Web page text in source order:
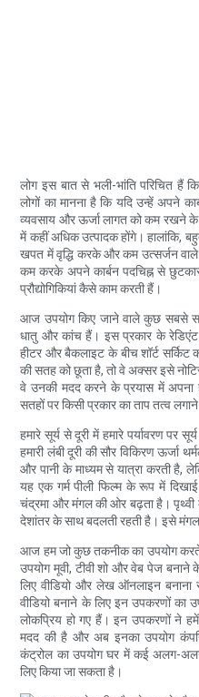
लोग इस बात से भली-भांति परिचित हैं
लोगों का मानना ​​है कि यदि उन्हें अपने
व्यवसाय और ऊर्जा लागत को कम रखने के
में कहीं अधिक उत्पादक होंगे। हालांकि,
खपत में वृद्धि करके और कम उत्सर्जन
कम करके अपने कार्बन पदचिह्न से
प्रौद्योगिकियां कैसे काम करती हैं।
आज उपयोग किए जाने वाले कुछ सबसे
धातु और कांच हैं। इस प्रकार के
हीटर और बैकलाइट के बीच शॉर्ट
की सतह को छूता है, तो वे अक्सर इसे
वे उनकी मदद करने के प्रयास में
सतहों पर किसी प्रकार का ताप तत्व
हमारे सूर्य से दूरी में हमारे पर्यावरण पर
हमारी लंबी दूरी की सौर विकिरण ऊर्जा
और पानी के माध्यम से यात्रा करती है,
यह एक गर्म पीली फिल्म के रूप में
चंद्रमा और मंगल की ओर बढ़ता है।
देशांतर के साथ बदलती रहती है। इसे
आज हम जो कुछ तकनीक का उपयोग करते
उपयोग मूवी, टीवी शो और वेब पेज
लिए वीडियो और लेख ऑनलाइन
वीडियो बनाने के लिए इन उपकरणों का
लोकप्रिय हो गए हैं। इन उपकरणों ने
मदद की है और अब इनका उपयोग
कंट्रोल का उपयोग घर में कई अलग-
लिए किया जा सकता है।